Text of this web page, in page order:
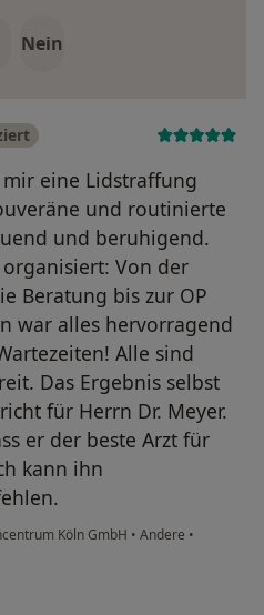
Nein
eine Lidstraffung
und routinierte
und beruhigend.
Von der
Beratung bis zur OP
war alles hervorragend
Alle sind
Das Ergebnis selbst
für Herrn Dr. Meyer.
er der beste Arzt für
kann ihn
Köln GmbH • Andere •